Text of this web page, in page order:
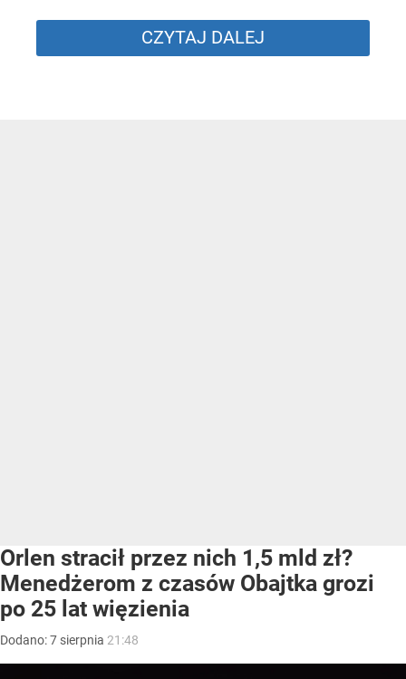
CZYTAJ DALEJ
Orlen stracił przez nich 1,5 mld zł?
Menedżerom z czasów Obajtka grozi
po 25 lat więzienia
Dodano:7 sierpnia 21:48